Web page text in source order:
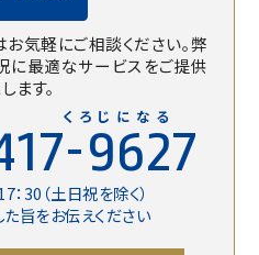
気軽にご相談ください。弊
に最適なサービスをご提供
ます。
9627
30（土日祝を除く）
旨をお伝えください
くろじになる